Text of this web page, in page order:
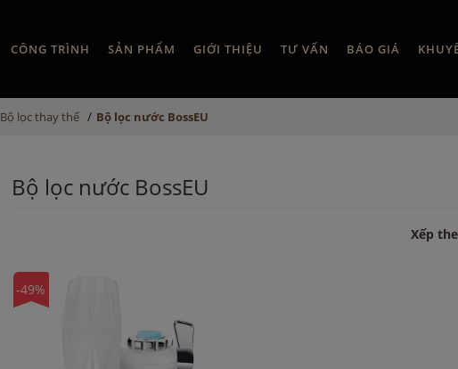
CÔNG TRÌNH SẢN PHẨM GIỚI THIỆU TƯ VẤN BÁO GIÁ
Bộ lọc thay thế / Bộ lọc nước BossEU
Bộ lọc nước BossEU
Xếp
-49%